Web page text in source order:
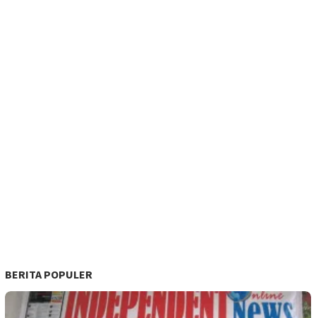
BERITA POPULER